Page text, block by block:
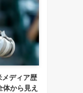
メディア歴
から見え